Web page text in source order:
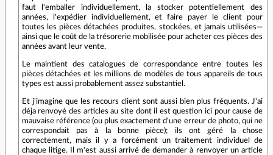
faut l'emballer individuellement, la stocker potentiellement des
années, l'expédier individuellement, et faire payer le client pour
toutes les pièces détachées produites, stockées, et jamais utilisées—
ainsi que le coût de la trésorerie mobilisée pour acheter ces pièces des
années avant leur vente.
Le maintient des catalogues de correspondance entre toutes les
pièces détachées et les millions de modèles de tous appareils de tous
types est aussi probablement assez substantiel.
Et j'imagine que les recours client sont aussi bien plus fréquents. J'ai
déja renvoyé des articles au site dont il est question ici pour cause de
mauvaise référence (ou plus exactement d'une erreur de photo, qui ne
correspondait pas à la bonne pièce); ils ont géré la chose
correctement, mais il y a forcément un traitement individuel de
chaque litige. Il m'est aussi arrivé de demander à renvoyer un article